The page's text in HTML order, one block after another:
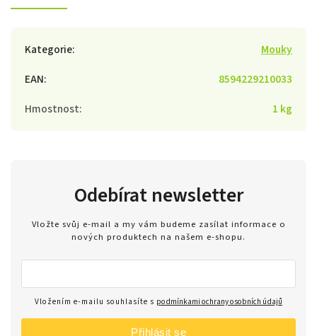
Kategorie:
Mouky
EAN:
8594229210033
Hmostnost: 1 kg
Odebírat newsletter
Vložte svůj e-mail a my vám budeme zasílat informace o
nových produktech na našem e-shopu.
Vložením e-mailu souhlasíte s podmínkami ochrany osobních údajů
Přihlásit se